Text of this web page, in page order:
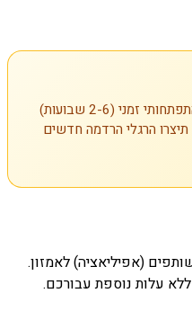
רגרסיית שינה היא שלב התפתחותי זמני (2-6 שבועות)
הרגלי הרדמה חדשים
(אפיליאציה) לאמזון.
עלות נוספת עבורכם.